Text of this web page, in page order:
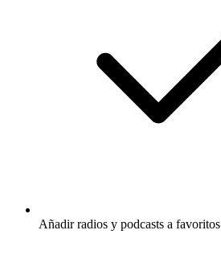
Añadir radios y podcasts a favoritos